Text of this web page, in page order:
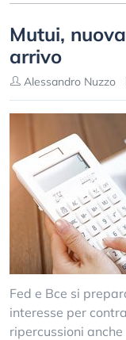
Mutui,
arrivo
Alessandro Nuzzo
Fed e Bce si
interesse per
ripercussioni